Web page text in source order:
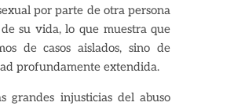
por parte de otra persona
su vida, lo que muestra que
de casos aislados, sino de
profundamente extendida.
grandes injusticias del abuso